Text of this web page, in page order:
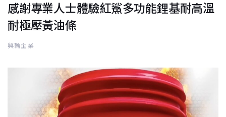
感謝專業人士體驗紅鯊多功能鋰基耐高溫
耐極壓黃油條
興輪企業